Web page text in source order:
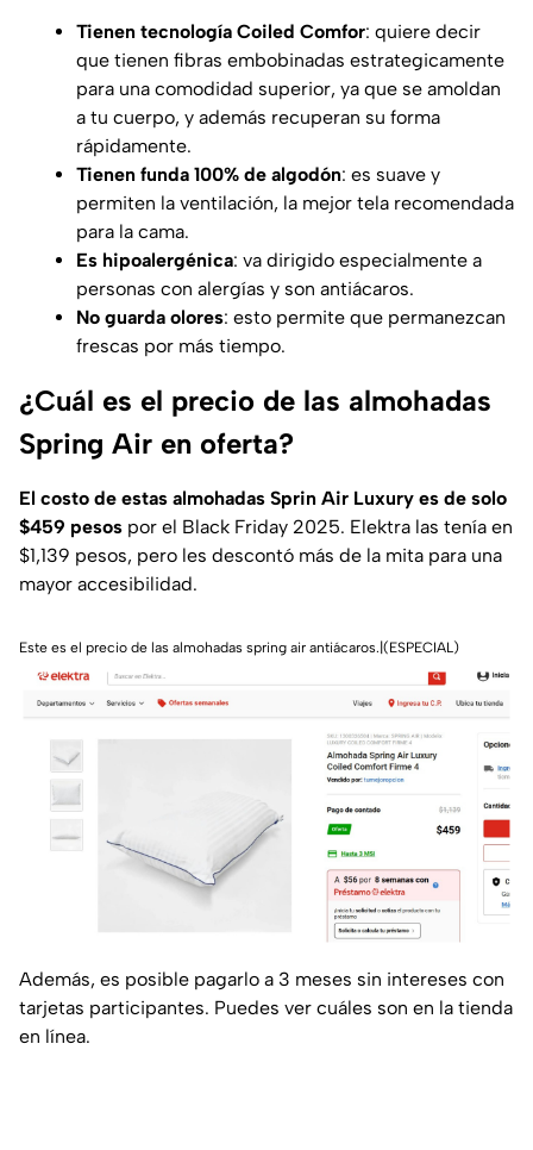
Tienen tecnología Coiled Comfor: quiere decir
que tienen fibras embobinadas estrategicamente
para una comodidad superior, ya que se amoldan
a tu cuerpo, y además recuperan su forma
rápidamente.
Tienen funda 100% de algodón: es suave y
permiten la ventilación, la mejor tela recomendada
para la cama.
Es hipoalergénica: va dirigido especialmente a
personas con alergías y son antiácaros.
No guarda olores: esto permite que permanezcan
frescas por más tiempo.
¿Cuál es el precio de las almohadas
Spring Air en oferta?
El costo de estas almohadas Sprin Air Luxury es de solo
$459 pesos por el Black Friday 2025. Elektra las tenía en
$1,139 pesos, pero les descontó más de la mita para una
mayor accesibilidad.
Este es el precio de las almohadas spring air antiácaros.|(ESPECIAL)
Además, es posible pagarlo a 3 meses sin intereses con
tarjetas participantes. Puedes ver cuáles son en la tienda
en línea.